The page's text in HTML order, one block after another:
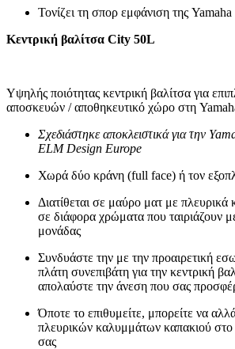
Τονίζει τη σπορ εμφάνιση της
Κεντρική βαλίτσα City 50L
Υψηλής ποιότητας κεντρική βαλίτσα για
αποσκευών / αποθηκευτικό χώρο στη
Σχεδιάστηκε αποκλειστικά για την
ELM Design Europe
Χωρά δύο κράνη (full face) ή τον
Διατίθεται σε μαύρο ματ με
σε διάφορα χρώματα που ταιριάζουν
μονάδας
Συνδυάστε την με την προαιρετική
πλάτη συνεπιβάτη για την κεντρική
απολαύστε την άνεση που σας
Όποτε το επιθυμείτε, μπορείτε να
πλευρικών καλυμμάτων καπακιού στο
σας